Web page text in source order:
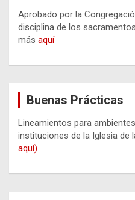
Aprobado por la
disciplina de los
más aquí
Buenas Prácticas
Lineamientos para
instituciones de la Iglesia de
aquí)